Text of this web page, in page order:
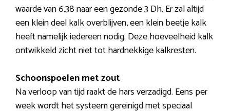
waarde van 6.38 naar een gezonde 3 Dh. Er zal altijd
een klein deel kalk overblijven, een klein beetje kalk
heeft namelijk iedereen nodig. Deze hoeveelheid kalk
ontwikkeld zicht niet tot hardnekkige kalkresten.
Schoonspoelen met zout
Na verloop van tijd raakt de hars verzadigd. Eens per
week wordt het systeem gereinigd met speciaal